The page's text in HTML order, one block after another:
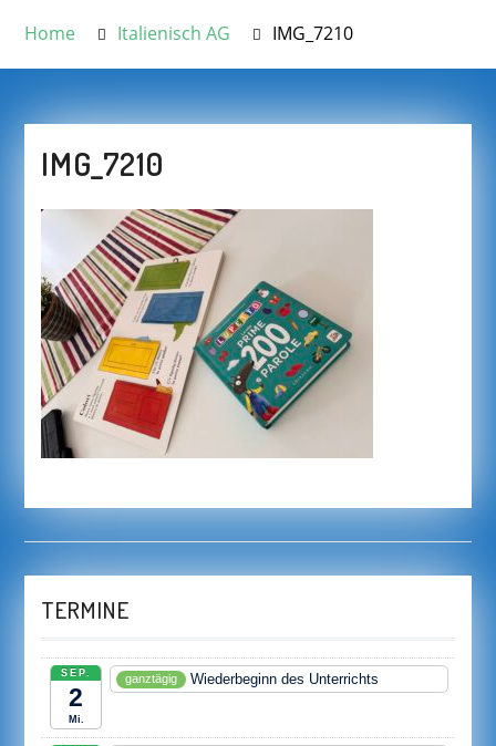
Home Italienisch AG IMG_7210
IMG_7210
TERMINE
SEP.
2
Mi.
ganztägig Wiederbeginn des Unterrichts